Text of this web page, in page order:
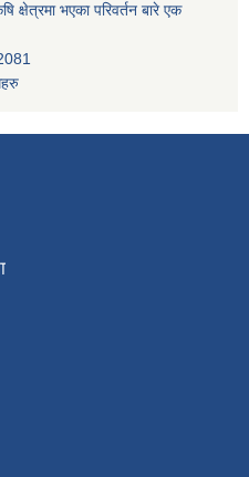
क्षेत्रमा भएका परिवर्तन बारे एक
2081